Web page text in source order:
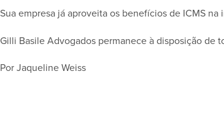
Sua empresa já aproveita os benefícios de ICMS
Gilli Basile Advogados permanece à disposição de
Por Jaqueline Weiss